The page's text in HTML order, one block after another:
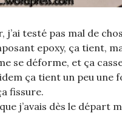
j’ai testé pas mal de
epoxy, ça tient,
se déforme, et ça
ça tient un peu une
fissure.
j’avais dès le départ